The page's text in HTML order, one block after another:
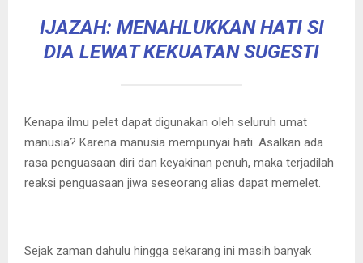
IJAZAH: MENAHLUKKAN HATI SI
DIA LEWAT KEKUATAN SUGESTI
Kenapa ilmu pelet dapat digunakan oleh seluruh umat
manusia? Karena manusia mempunyai hati. Asalkan ada
rasa penguasaan diri dan keyakinan penuh, maka terjadilah
reaksi penguasaan jiwa seseorang alias dapat memelet.
Sejak zaman dahulu hingga sekarang ini masih banyak